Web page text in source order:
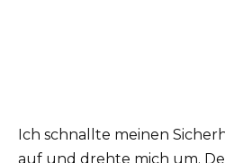
Ich schnallte meinen
auf und drehte mich um.